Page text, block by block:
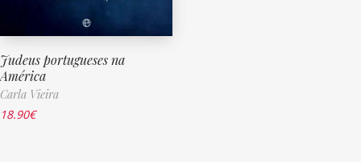
Judeus portugueses na
América
Carla Vieira
18.90€